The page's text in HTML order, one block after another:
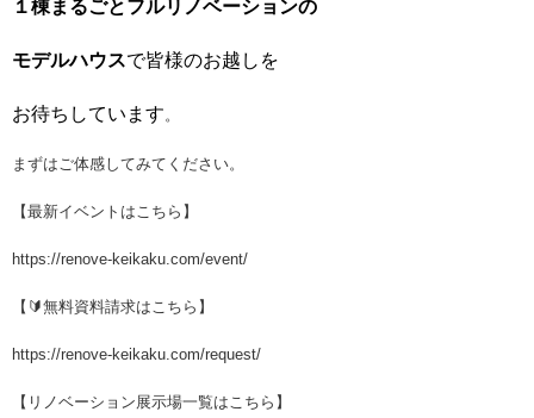
１棟まるごとフルリノベーションの
モデルハウスで皆様のお越しを
お待ちしています 。
まずはご体感してみてください。
【最新イベントはこちら】
https://renove-keikaku.com/event/
【🔰無料資料請求はこちら】
https://renove-keikaku.com/request/
【リノベーション展示場一覧はこちら】